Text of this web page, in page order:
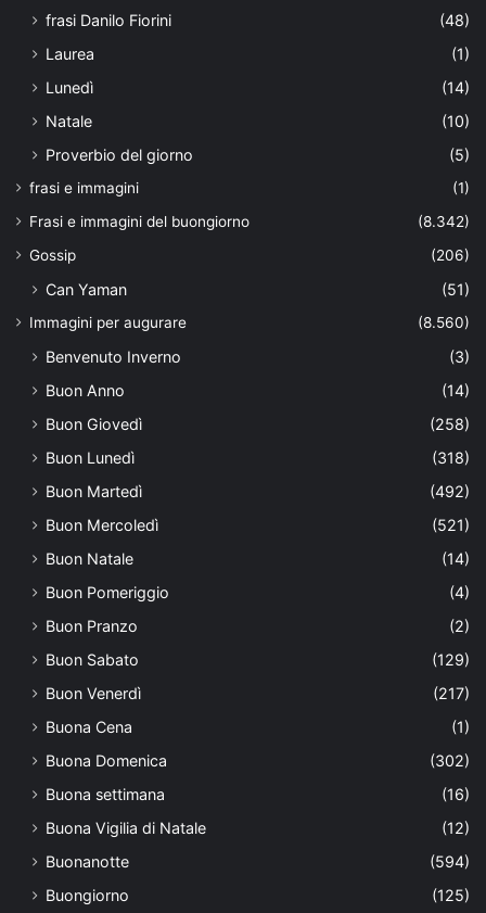
frasi Danilo Fiorini
(48)
Laurea
(1)
Lunedì
(14)
Natale
(10)
Proverbio del giorno
(5)
frasi e immagini
(1)
Frasi e immagini del buongiorno
(8.342)
Gossip
(206)
Can Yaman (51)
Immagini per augurare (8.560)
Benvenuto Inverno
(3)
Buon Anno
(14)
Buon Giovedì
(258)
Buon Lunedì
(318)
Buon Martedì
(492)
Buon Mercoledì
(521)
Buon Natale
(14)
Buon Pomeriggio
(4)
Buon Pranzo
(2)
Buon Sabato
(129)
Buon Venerdì
(217)
Buona Cena
(1)
Buona Domenica
(302)
Buona settimana
(16)
Buona Vigilia di Natale
(12)
Buonanotte
(594)
Buongiorno
(125)